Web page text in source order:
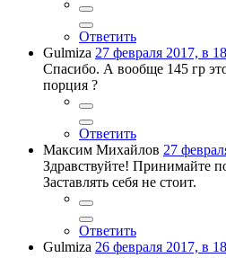
Ответить
Gulmiza 27 февраля 2017, в
Спасибо. А вообще 145 гр
порция ?
Ответить
Максим Михайлов 27
Здравствуйте! Принимайте
Заставлять себя не стоит.
Ответить
Gulmiza 26 февраля 2017, в